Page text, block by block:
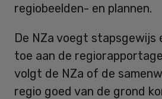
regiobeelden- en plannen.
De NZa voegt
toe aan de
volgt de NZa of de
regio goed van de grond